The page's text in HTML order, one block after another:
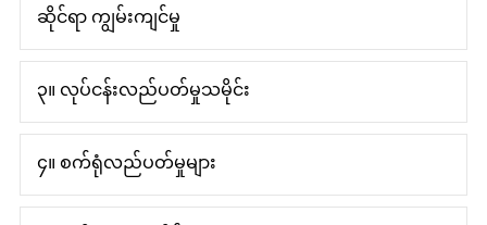
ဆိုင်ရာ ကျွမ်းကျင်မှု
၃။ လုပ်ငန်းလည်ပတ်မှုသမိုင်း
၄။ စက်ရုံလည်ပတ်မှုများ